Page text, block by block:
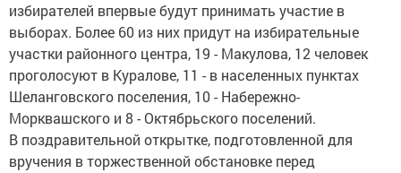
избирателей впервые будут принимать участие в
выборах. Более 60 из них придут на избирательные
участки районного центра, 19 - Макулова, 12 человек
проголосуют в Куралове, 11 - в населенных пунктах
Шеланговского поселения, 10 - Набережно-
Морквашского и 8 - Октябрьского поселений.
В поздравительной открытке, подготовленной для
вручения в торжественной обстановке перед